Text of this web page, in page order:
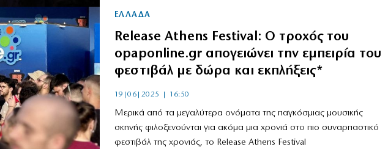
ΕΛΛΑΔΑ
Release Athens Festival: Ο τροχός του
opaponline.gr απογειώνει την εμπειρία του
φεστιβάλ με δώρα και εκπλήξεις*
19|06|2025 | 16:50
Μερικά από τα μεγαλύτερα ονόματα της παγκόσμιας μουσικής
σκηνής φιλοξενούνται για ακόμα μια χρονιά στο πιο συναρπαστικό
φεστιβάλ της χρονιάς, το Release Athens Festival